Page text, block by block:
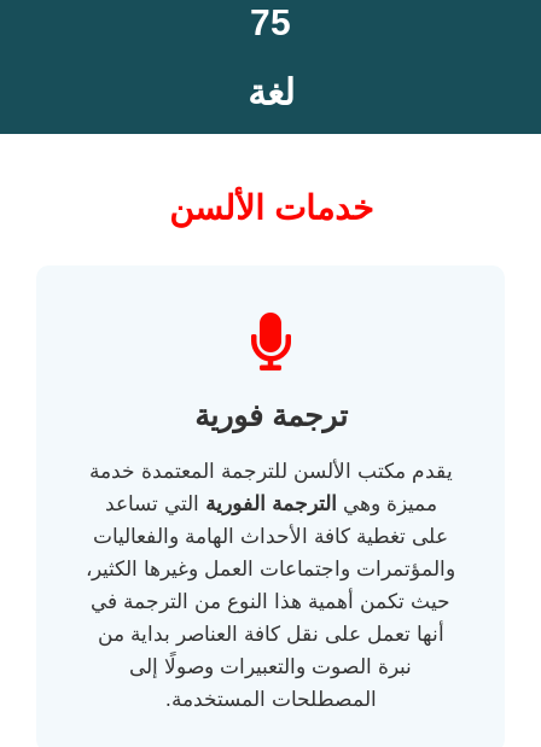
75
لغة
خدمات الألسن
ترجمة فورية
يقدم مكتب الألسن للترجمة المعتمدة خدمة
مميزة وهي الترجمة الفورية التي تساعد
على تغطية كافة الأحداث الهامة والفعاليات
والمؤتمرات واجتماعات العمل وغيرها الكثير،
حيث تكمن أهمية هذا النوع من الترجمة في
أنها تعمل على نقل كافة العناصر بداية من
نبرة الصوت والتعبيرات وصولًا إلى
المصطلحات المستخدمة.